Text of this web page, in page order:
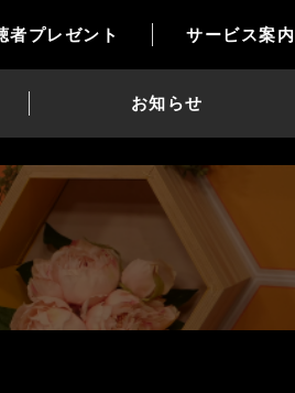
者プレゼント サービス案内
お知らせ